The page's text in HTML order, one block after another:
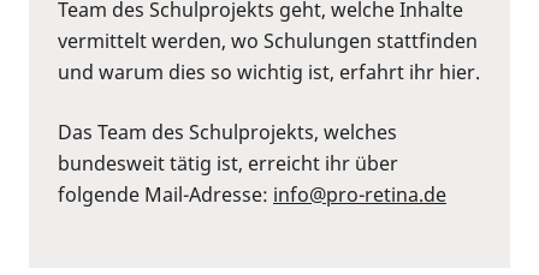
Team des Schulprojekts geht, welche Inhalte
vermittelt werden, wo Schulungen stattfinden
und warum dies so wichtig ist, erfahrt ihr hier.
Das Team des Schulprojekts, welches
bundesweit tätig ist, erreicht ihr über
folgende Mail-Adresse: info@pro-retina.de